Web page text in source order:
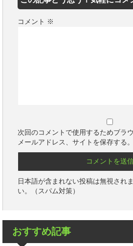
コメント ※
次回のコメントで使用するためブラ
メールアドレス、サイトを保存する。
日本語が含まれない投稿は無視され
い。（スパム対策）
おすすめ記事